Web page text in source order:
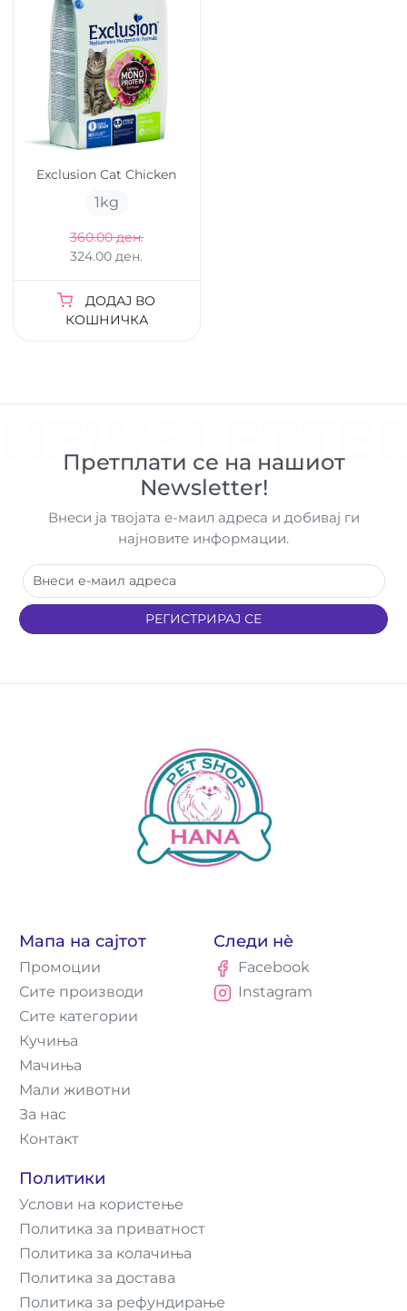
Exclusion Cat Chicken
1 kg
360.00 ден.
324.00 ден.
ДОДАЈ ВО
КОШНИЧКА
Претплати се на нашиот
Newsletter!
Внеси ја твојата е-маил адреса и добивај ги
најновите информации.
РЕГИСТРИРАЈ СЕ
Мапа на сајтот
Промоции
Сите производи
Сите категории
Кучиња
Мачиња
Мали животни
За нас
Контакт
Политики
Услови на користење
Политика за приватност
Политика за колачиња
Политика за достава
Политика за рефундирање
Следи нè
Facebook
Instagram